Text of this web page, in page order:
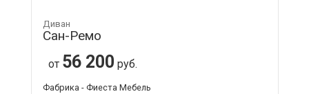
Диван
Сан-Ремо
от 56 200 руб.
Фабрика - Фиеста Мебель